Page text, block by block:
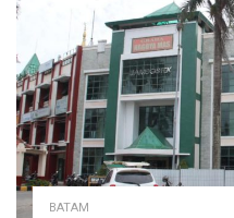
BATAM